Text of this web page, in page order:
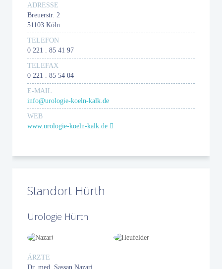
ADRESSE
Breuerstr. 2
51103 Köln
TELEFON
0 221 . 85 41 97
TELEFAX
0 221 . 85 54 04
E-MAIL
info@urologie-koeln-kalk.de
WEB
www.urologie-koeln-kalk.de
Standort Hürth
Urologie Hürth
ÄRZTE
Dr. med. Sassan Nazari